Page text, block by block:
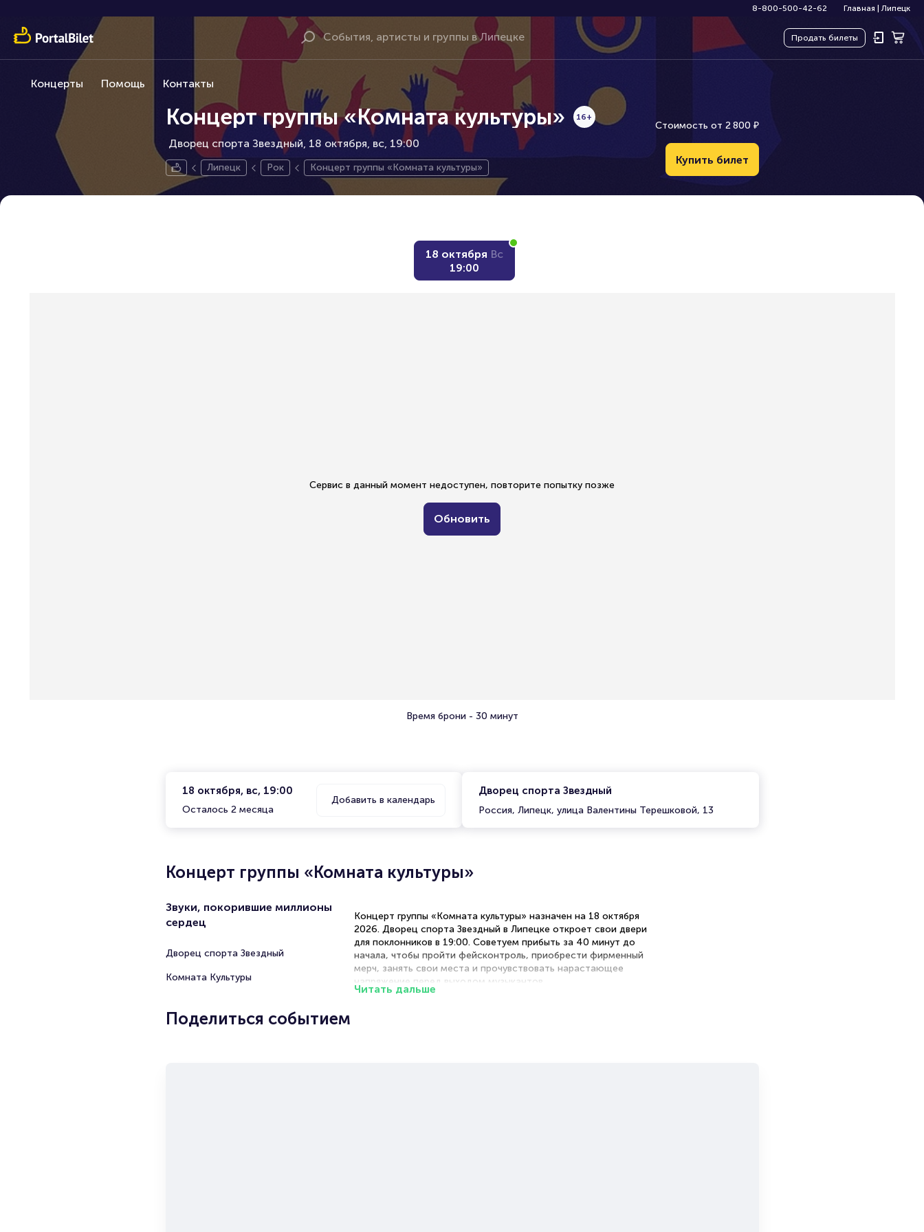
8-800-500-42-62 Главная Липецк
Продать билеты
Концерты Помощь Контакты
Концерт группы «Комната культуры»
Дворец спорта Звездный, 18 октября
16+
вс, 19:00
Липецк Рок Концерт группы «Комната культуры»
Стоимость от 2800 ₽
Купить билет
18 октября Вс
19:00
Сервис в данный момент недоступен, повторите попытку позже
Обновить
Время брони - 30 минут
18 октября, вс, 19:00
Осталось 2 месяца
Добавить в календарь
Дворец спорта Звездный
Россия, Липецк, улица Валентины Терешковой, 13
Концерт группы «Комната культуры»
Звуки, покорившие миллионы
сердец
Дворец спорта Звездный
Комната Культуры
Концерт группы «Комната культуры» назначен на 18 октября
2026. Дворец спорта Звездный в Липецке откроет свои двери
для поклонников в 19:00. Советуем прибыть за 40 минут до
начала, чтобы пройти фейсконтроль, приобрести фирменный
мерч, занять свои места и прочувствовать нарастающее
напряжение перед выходом музыкантов.
Читать дальше
Поделиться событием